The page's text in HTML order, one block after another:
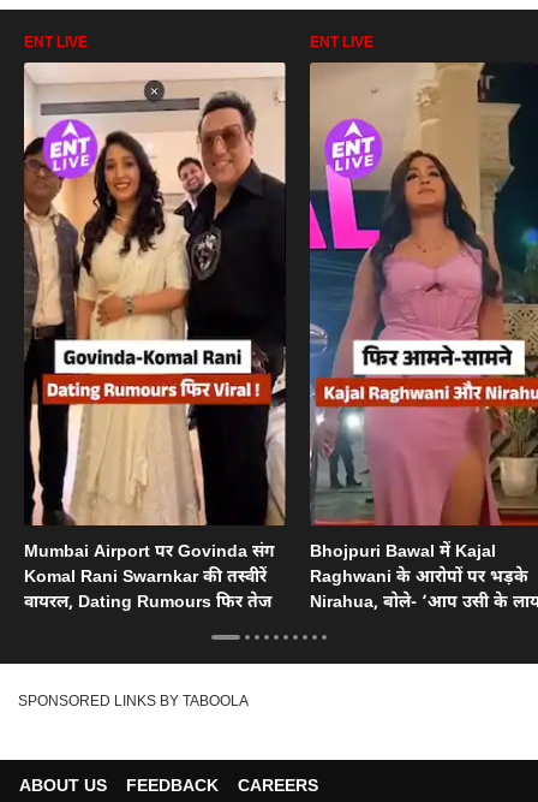
ENT LIVE
Mumbai Airport पर Govinda संग
Komal Rani Swarnkar की तस्वीरें
वायरल, Dating Rumours फिर तेज
ENT LIVE
Bhojpuri Bawal में Kajal
Raghwani के आरोपों पर भड़के
Nirahua, बोले- ‘आप उसी के
SPONSORED LINKS BY TABOOLA
ABOUT US FEEDBACK
CAREERS